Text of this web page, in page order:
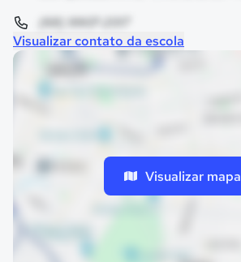
(68) 9907-2017
Visualizar contato da escola
Visualizar mapa